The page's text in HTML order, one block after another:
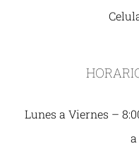
Lunes a Viernes –
a